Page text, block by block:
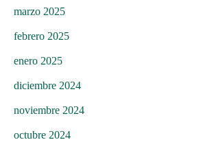
marzo 2025
febrero 2025
enero 2025
diciembre 2024
noviembre 2024
octubre 2024